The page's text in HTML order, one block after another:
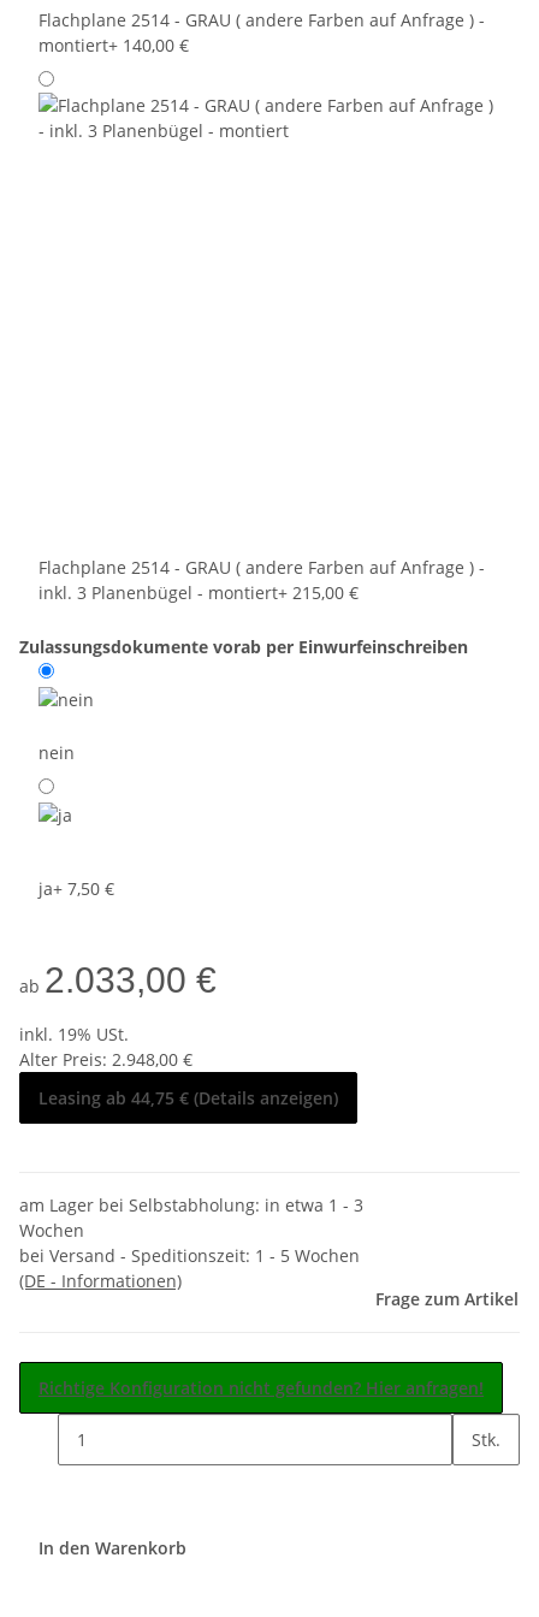
Flachplane 2514 - GRAU ( andere Farben auf Anfrage ) -
montiert+ 140,00 €
Flachplane 2514 - GRAU ( andere Farben auf Anfrage ) -
inkl. 3 Planenbügel - montiert+ 215,00 €
Zulassungsdokumente vorab per Einwurfeinschreiben
nein
ja+ 7,50 €
ab 2.033,00 €
inkl. 19% USt.
Alter Preis: 2.948,00 €
Leasing ab 44,75 € (Details anzeigen)
am Lager bei Selbstabholung: in etwa 1 - 3
Wochen
bei Versand - Speditionszeit: 1 - 5 Wochen
(DE - Informationen)
Frage zum Artikel
Richtige Konfiguration nicht gefunden? Hier anfragen!
Stk.
In den Warenkorb